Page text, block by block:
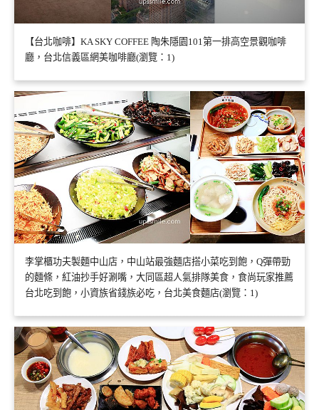
【台北咖啡】KA SKY COFFEE 陶朱隱園101第一排高空景觀咖啡
廳，台北信義區網美咖啡廳(瀏覽：1)
李掌櫃功夫製麵中山店，中山站最強麵店搭小菜吃到飽，Q彈帶勁
的麵條，紅油抄手好涮嘴，大同區超人氣排隊美食，食尚玩家推薦
台北吃到飽，小資族省錢族必吃，台北美食麵店(瀏覽：1)